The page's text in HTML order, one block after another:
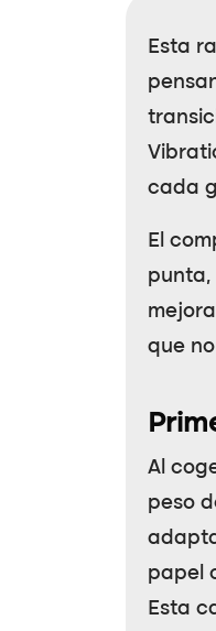
Esta
cada
El
punta,
que
Al
peso
papel
Esta